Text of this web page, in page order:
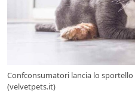
Confconsumatori lancia lo
(velvetpets.it)